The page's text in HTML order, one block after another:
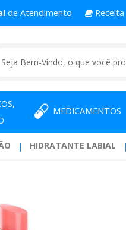
de Atendimento Receita
MEDICAMENTOS
HIDRATANTE LABIAL